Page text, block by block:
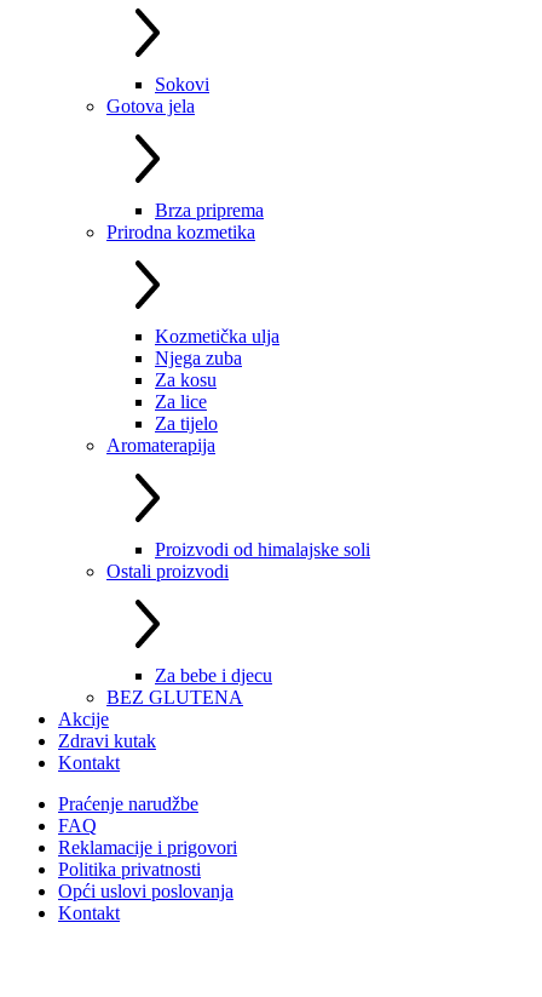
Sokovi
Gotova jela
Brza priprema
Prirodna kozmetika
Kozmetička ulja
Njega zuba
Za kosu
Za lice
Za tijelo
Aromaterapija
Proizvodi od himalajske soli
Ostali proizvodi
Za bebe i djecu
BEZ GLUTENA
Akcije
Zdravi kutak
Kontakt
Praćenje narudžbe
FAQ
Reklamacije i prigovori
Politika privatnosti
Opći uslovi poslovanja
Kontakt